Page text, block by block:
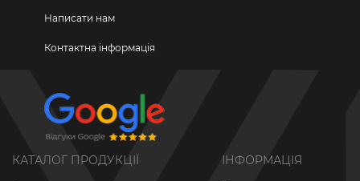
Написати нам
Контактна інформація
КАТАЛОГ ПРОДУКЦІЇ ІНФОРМАЦІЯ